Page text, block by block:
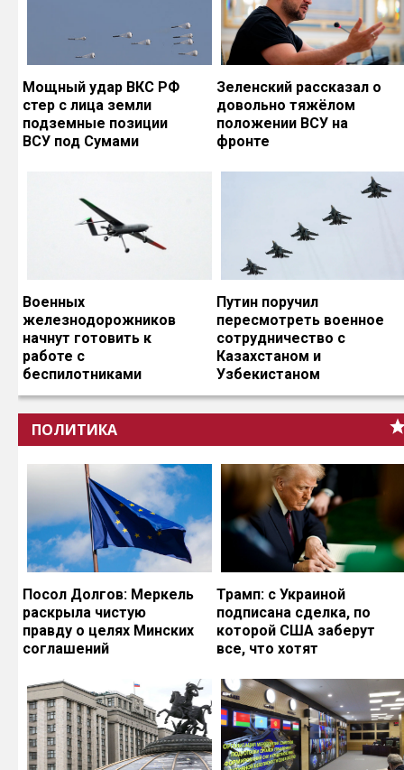
Мощный удар ВКС РФ
стер с лица земли
подземные позиции
ВСУ под Сумами
Зеленский рассказал о
довольно тяжёлом
положении ВСУ на
фронте
Военных
железнодорожников
начнут готовить к
работе с
беспилотниками
Путин поручил
пересмотреть военное
сотрудничество с
Казахстаном и
Узбекистаном
ПОЛИТИКА
Посол Долгов: Меркель
раскрыла чистую
правду о целях Минских
соглашений
Трамп: с Украиной
подписана сделка, по
которой США заберут
все, что хотят